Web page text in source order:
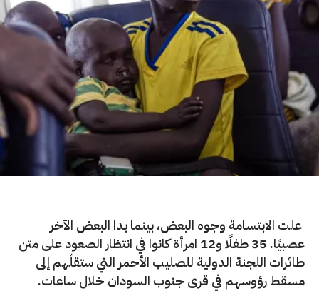
علت الابتسامة وجوه البعض، بينما بدا البعض الآخر
عصبيًا. 35 طفلًا و12 امرأة كانوا في انتظار الصعود على متن
طائرات اللجنة الدولية للصليب الأحمر التي ستقلّهم إلى
مسقط رؤوسهم في قرى جنوب السودان خلال ساعات.